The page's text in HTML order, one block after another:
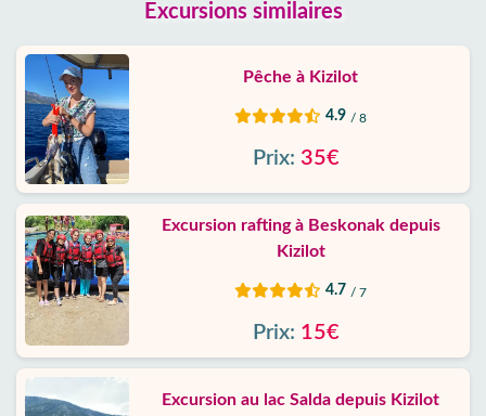
Excursions similaires
Pêche à Kizilot
4.9 / 8
Prix: 35€
Excursion rafting à Beskonak depuis
Kizilot
4.7 / 7
Prix: 15€
Excursion au lac Salda depuis Kizilot